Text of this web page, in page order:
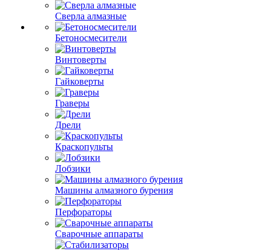
Сверла алмазные
Бетоносмесители
Винтоверты
Гайковерты
Граверы
Дрели
Краскопульты
Лобзики
Машины алмазного бурения
Перфораторы
Сварочные аппараты